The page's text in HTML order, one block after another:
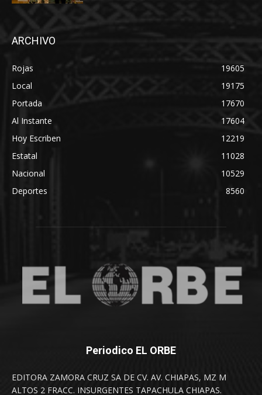
ARCHIVO
Rojas
19605
Local
19175
Portada
17670
Al Instante
17604
Hoy Escriben
12219
Estatal
11028
Nacional
10529
Deportes
8560
Periodico EL ORBE
EDITORA ZAMORA CRUZ SA DE CV. AV. CHIAPAS, MZ M
ALTOS 2 FRACC. INSURGENTES TAPACHULA CHIAPAS.